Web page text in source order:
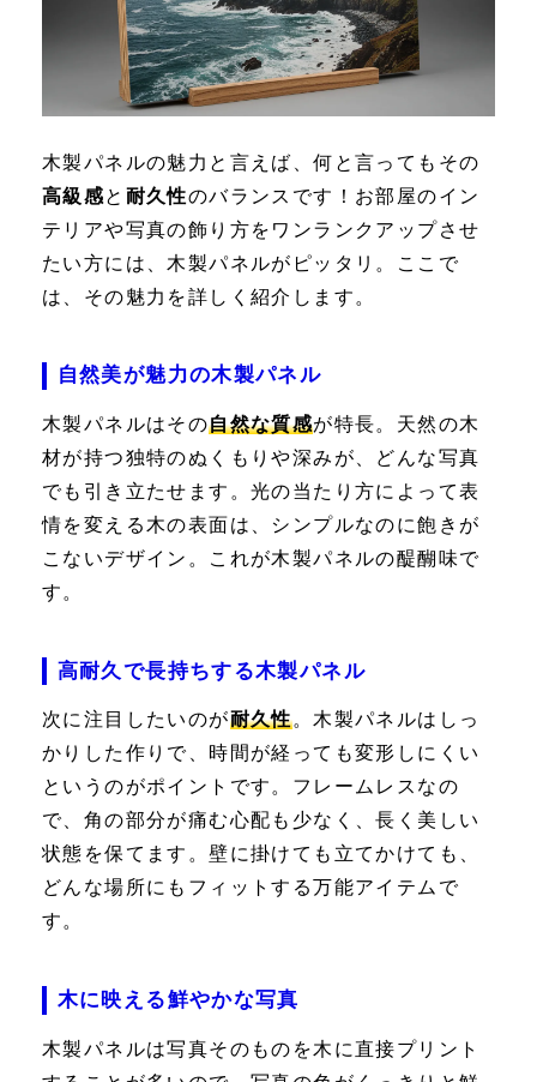
木製パネルの魅力と言えば、何と言ってもその
高級感と 耐久性のバランスです！お部屋のイン
テリアや写真の飾り方をワンランクアップさせ
たい方には、木製パネルがピッタリ。ここで
は、その魅力を詳しく紹介します。
自然美が魅力の木製パネル
木製パネルはその自然な質感が特長。天然の木
材が持つ独特のぬくもりや深みが、どんな写真
でも引き立たせます。光の当たり方によって表
情を変える木の表面は、シンプルなのに飽きが
こないデザイン。これが木製パネルの醍醐味で
す。
高耐久で長持ちする木製パネル
次に注目したいのが耐久性。木製パネルはしっ
かりした作りで、時間が経っても変形しにくい
というのがポイントです。フレームレスなの
で、角の部分が痛む心配も少なく、長く美しい
状態を保てます。壁に掛けても立てかけても、
どんな場所にもフィットする万能アイテムで
す。
木に映える鮮やかな写真
木製パネルは写真そのものを木に直接プリント